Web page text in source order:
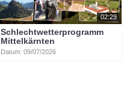
02:29
Schlechtwetterprogramm
Mittelkärnten
Datum: 09/07/2026